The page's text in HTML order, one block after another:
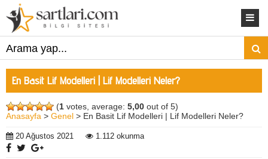
En Basit Lif Modelleri | Lif Modelleri Neler?
(1 votes, average: 5,00 out of 5)
Anasayfa > Genel > En Basit Lif Modelleri | Lif Modelleri Neler?
20 Ağustos 2021 1.112 okunma